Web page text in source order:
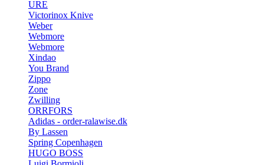
URE
Victorinox Knive
Weber
Webmore
Webmore
Xindao
You Brand
Zippo
Zone
Zwilling
ORRFORS
Adidas - order-ralawise.dk
By Lassen
Spring Copenhagen
HUGO BOSS